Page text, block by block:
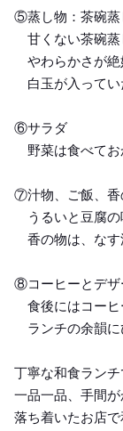
⑤蒸し物：茶碗蒸
甘くない茶碗蒸
やわらかさが絶
白玉が入ってい
⑥サラダ
野菜は食べてお
⑦汁物、ご飯、香
うるいと豆腐の
香の物は、なす
⑧コーヒーとデザ
食後にはコーヒ
ランチの余韻に
丁寧な和食ランチ
一品一品、手間が
落ち着いたお店